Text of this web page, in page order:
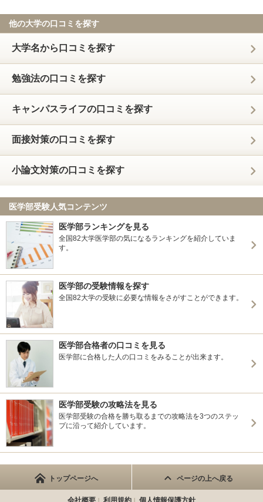
他の大学の口コミを探す
大学名から口コミを探す
勉強法の口コミを探す
キャンパスライフの口コミを探す
面接対策の口コミを探す
小論文対策の口コミを探す
医学部受験人気コンテンツ
医学部ランキングを見る
全国82大学医学部の気になるランキングを紹介していま
す。
医学部の受験情報を探す
全国82大学の受験に必要な情報をさがすことができます。
医学部合格者の口コミを見る
医学部に合格した人の口コミをみることが出来ます。
医学部受験の攻略法を見る
医学部受験の合格を勝ち取るまでの攻略法を3つのステッ
プに沿って紹介しています。
トップページへ ページの上へ戻る
会社概要 利用規約 個人情報保護方針